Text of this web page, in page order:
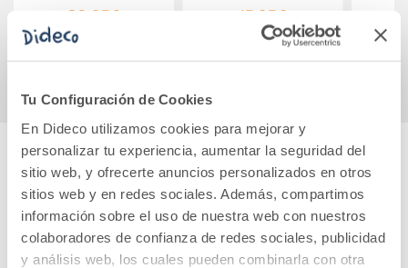
Tu Configuración de Cookies
En Dideco utilizamos cookies para mejorar y
personalizar tu experiencia, aumentar la seguridad del
sitio web, y ofrecerte anuncios personalizados en otros
sitios web y en redes sociales. Además, compartimos
información sobre el uso de nuestra web con nuestros
colaboradores de confianza de redes sociales, publicidad
y análisis web, los cuales pueden combinarla con otra
20,95€
15,95€
Comprar
Cuéntanos tu opinión
¡Sé el primero en valorar este producto!